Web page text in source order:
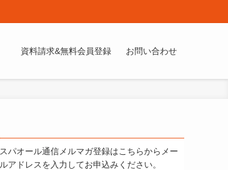
資料請求&無料会員登録 お問い合わせ
スパオール通信メルマガ登録はこちらからメー
ルアドレスを入力してお申込みください。